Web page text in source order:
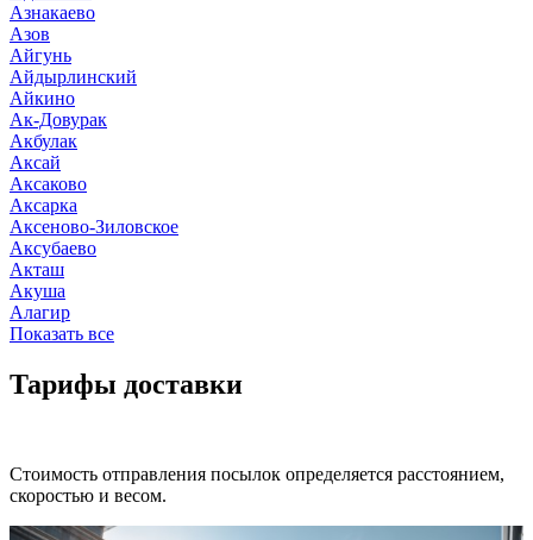
Азнакаево
Азов
Айгунь
Айдырлинский
Айкино
Ак-Довурак
Акбулак
Аксай
Аксаково
Аксарка
Аксеново-Зиловское
Аксубаево
Акташ
Акуша
Алагир
Показать все
Тарифы доставки
Стоимость отправления посылок определяется расстоянием,
скоростью и весом.